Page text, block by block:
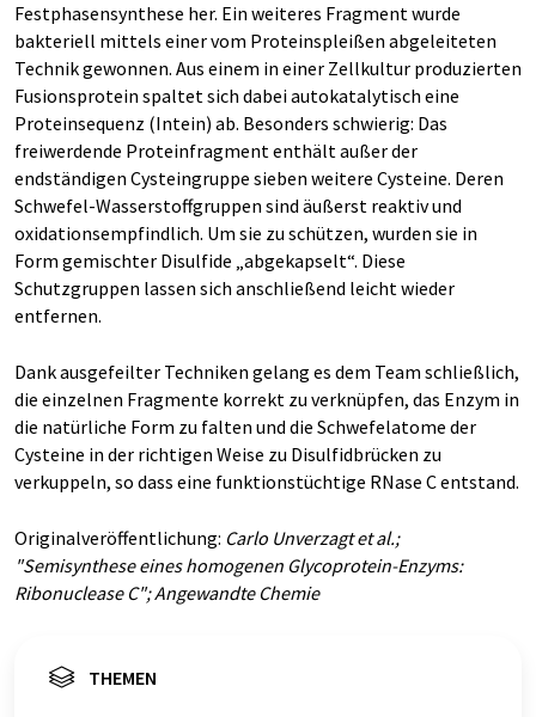
Festphasensynthese her. Ein weiteres Fragment wurde
bakteriell mittels einer vom Proteinspleißen abgeleiteten
Technik gewonnen. Aus einem in einer Zellkultur produzierten
Fusionsprotein spaltet sich dabei autokatalytisch eine
Proteinsequenz (Intein) ab. Besonders schwierig: Das
freiwerdende Proteinfragment enthält außer der
endständigen Cysteingruppe sieben weitere Cysteine. Deren
Schwefel-Wasserstoffgruppen sind äußerst reaktiv und
oxidationsempfindlich. Um sie zu schützen, wurden sie in
Form gemischter Disulfide „abgekapselt“. Diese
Schutzgruppen lassen sich anschließend leicht wieder
entfernen.
Dank ausgefeilter Techniken gelang es dem Team schließlich,
die einzelnen Fragmente korrekt zu verknüpfen, das Enzym in
die natürliche Form zu falten und die Schwefelatome der
Cysteine in der richtigen Weise zu Disulfidbrücken zu
verkuppeln, so dass eine funktionstüchtige RNase C entstand.
Originalveröffentlichung: Carlo Unverzagt et al.;
"Semisynthese eines homogenen Glycoprotein-Enzyms:
Ribonuclease C"; Angewandte Chemie
THEMEN